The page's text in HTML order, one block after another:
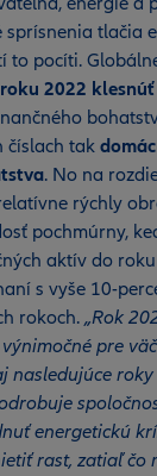
sprísnenia tlačia
to pocíti.
2022 klesnúť
číslach tak
. No na
rýchly
pochmúrny,
aktív do
s vyše 10-
rokoch. „Rok
pre
nasledujúce
energetickú
rast, zatiaľ čo